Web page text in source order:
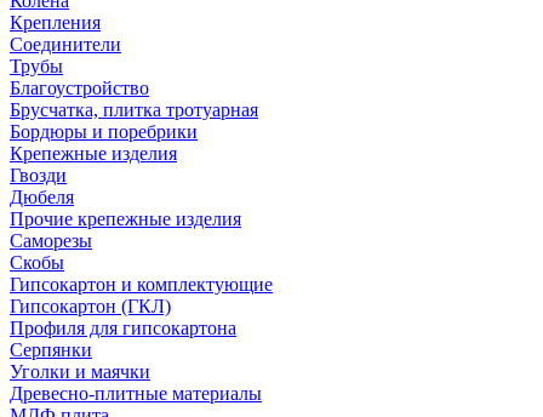
Крепления
Соединители
Трубы
Благоустройство
Брусчатка, плитка тротуарная
Бордюры и поребрики
Крепежные изделия
Гвозди
Дюбеля
Прочие крепежные изделия
Саморезы
Скобы
Гипсокартон и комплектующие
Гипсокартон (ГКЛ)
Профиля для гипсокартона
Серпянки
Уголки и маячки
Древесно-плитные материалы